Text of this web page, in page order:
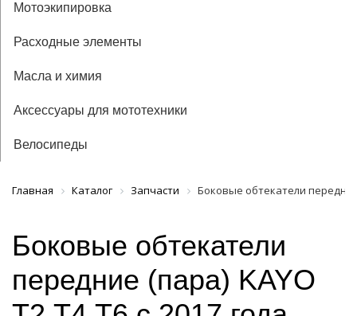
Мотоэкипировка
Расходные элементы
Масла и химия
Аксессуары для мототехники
Велосипеды
Главная Каталог Запчасти Боковые обтекатели передние
Боковые обтекатели
передние (пара) KAYO